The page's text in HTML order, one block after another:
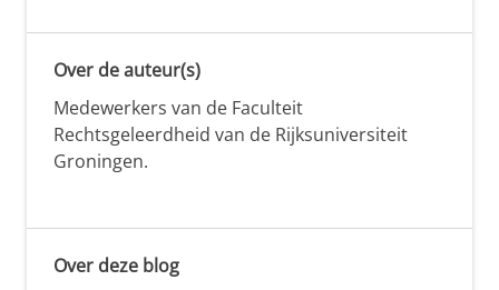
Over de auteur(s)
Medewerkers van de Faculteit
Rechtsgeleerdheid van de Rijksuniversiteit
Groningen.
Over deze blog